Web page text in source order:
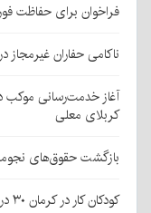
فراخوان برای حفاظت
ناکامی حفاران غیرمجاز
آغاز خدمت‌رسانی موکب
کربلای معلی
بازگشت حقوق‌های
کودکان کار در کرمان ۳۰ درصد کمتر شدند